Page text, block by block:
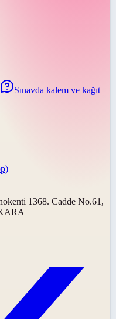
Sınavda kalem ve kağıt
1368. Cadde No.61,